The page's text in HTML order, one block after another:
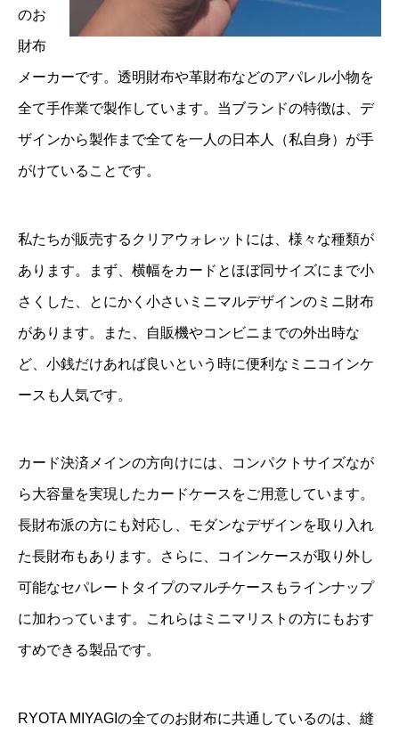
のお
財布
メーカーです。透明財布や革財布などのアパレル小物を
全て手作業で製作しています。当ブランドの特徴は、デ
ザインから製作まで全てを一人の日本人（私自身）が手
がけていることです。
私たちが販売するクリアウォレットには、様々な種類が
あります。まず、横幅をカードとほぼ同サイズにまで小
さくした、とにかく小さいミニマルデザインのミニ財布
があります。また、自販機やコンビニまでの外出時な
ど、小銭だけあれば良いという時に便利なミニコインケ
ースも人気です。
カード決済メインの方向けには、コンパクトサイズなが
ら大容量を実現したカードケースをご用意しています。
長財布派の方にも対応し、モダンなデザインを取り入れ
た長財布もあります。さらに、コインケースが取り外し
可能なセパレートタイプのマルチケースもラインナップ
に加わっています。これらはミニマリストの方にもおす
すめできる製品です。
RYOTA MIYAGIの全てのお財布に共通しているのは、縫